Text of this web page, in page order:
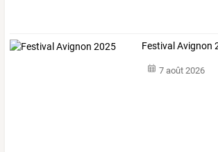
Festival Avignon
7 août 2026